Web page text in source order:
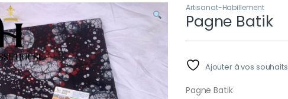
Artisanat-Habillement
Pagne Batik
Ajouter à vos souhaits
Pagne Batik